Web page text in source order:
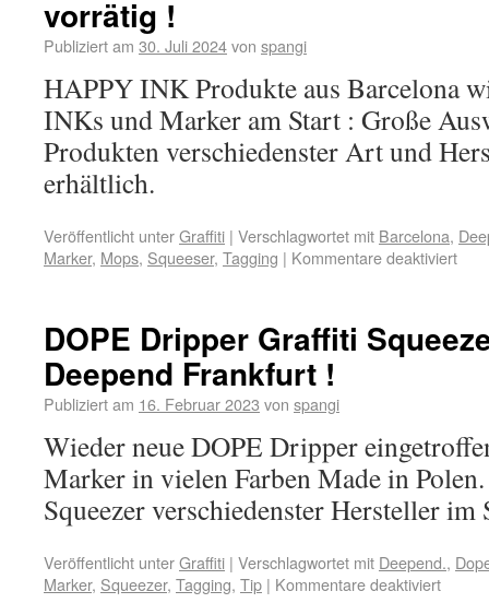
vorrätig !
Publiziert am 30. Juli 2024von spangi
HAPPY INK Produkte aus Barcelona
INKs und Marker am Start : Große
Produkten verschiedenster Art und
erhältlich.
Veröffentlicht unterGraffiti | Verschlagwortet mit Barcelona,
Marker, Mops, Squeeser, Tagging | Kommentare deaktiviert
DOPE Dripper Graffiti
Deepend Frankfurt !
Publiziert am 16. Februar 2023 von spangi
Wieder neue DOPE Dripper
Marker in vielen Farben Made in
Squeezer verschiedenster Hersteller
Veröffentlicht unterGraffiti | Verschlagwortet mit Deepend.,
Marker, Squeezer, Tagging, Tip | Kommentare deaktiviert